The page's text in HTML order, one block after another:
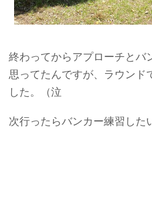
終わってからアプローチとバ
思ってたんですが、ラウンド
した。（泣
次行ったらバンカー練習した